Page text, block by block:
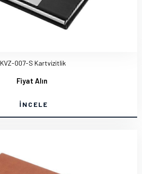
KVZ-007-S Kartvizitlik
Fiyat Alın
İNCELE